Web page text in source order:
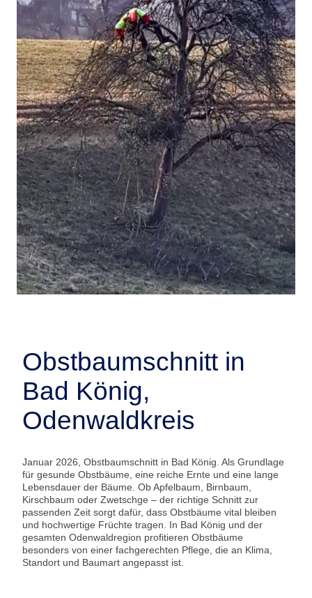
Obstbaumschnitt in
Bad König,
Odenwaldkreis
Januar 2026, Obstbaumschnitt in Bad König. Als Grundlage
für gesunde Obstbäume, eine reiche Ernte und eine lange
Lebensdauer der Bäume. Ob Apfelbaum, Birnbaum,
Kirschbaum oder Zwetschge – der richtige Schnitt zur
passenden Zeit sorgt dafür, dass Obstbäume vital bleiben
und hochwertige Früchte tragen. In Bad König und der
gesamten Odenwaldregion profitieren Obstbäume
besonders von einer fachgerechten Pflege, die an Klima,
Standort und Baumart angepasst ist.